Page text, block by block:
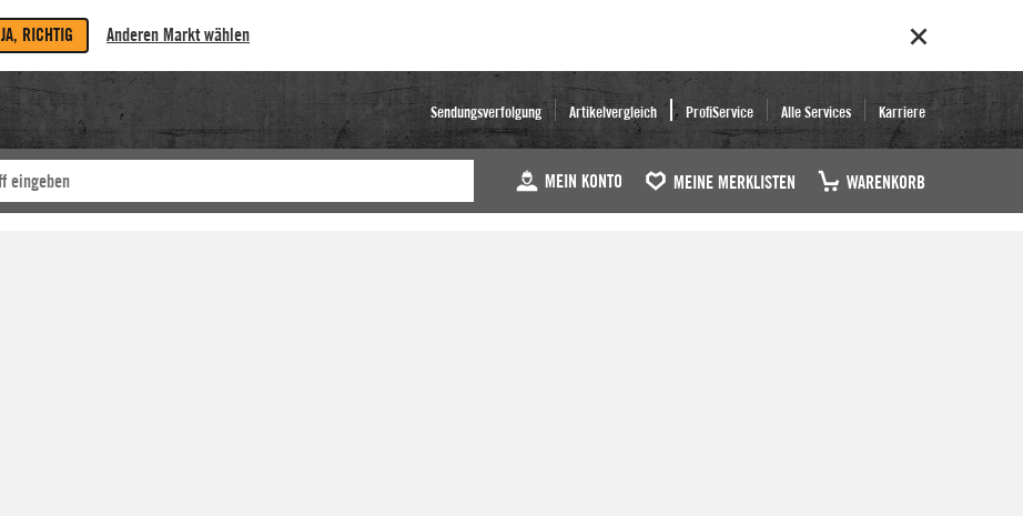
JA, RICHTIG Anderen Markt wählen
Sendungsverfolgung Artikelvergleich ProfiService Alle Services Karriere
MEIN KONTO MEINE MERKLISTEN WARENKORB